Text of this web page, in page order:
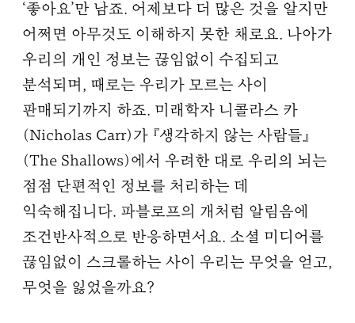
‘좋아요’만 남죠. 어제보다 더 많은 것을 알지만
어쩌면 아무것도 이해하지 못한 채로요. 나아가
우리의 개인 정보는 끊임없이 수집되고
분석되며, 때로는 우리가 모르는 사이
판매되기까지 하죠. 미래학자 니콜라스 카
(Nicholas Carr)가 『생각하지 않는 사람들』
(The Shallows)에서 우려한 대로 우리의 뇌는
점점 단편적인 정보를 처리하는 데
익숙해집니다. 파블로프의 개처럼 알림음에
조건반사적으로 반응하면서요. 소셜 미디어를
끊임없이 스크롤하는 사이 우리는 무엇을 얻고,
무엇을 잃었을까요?